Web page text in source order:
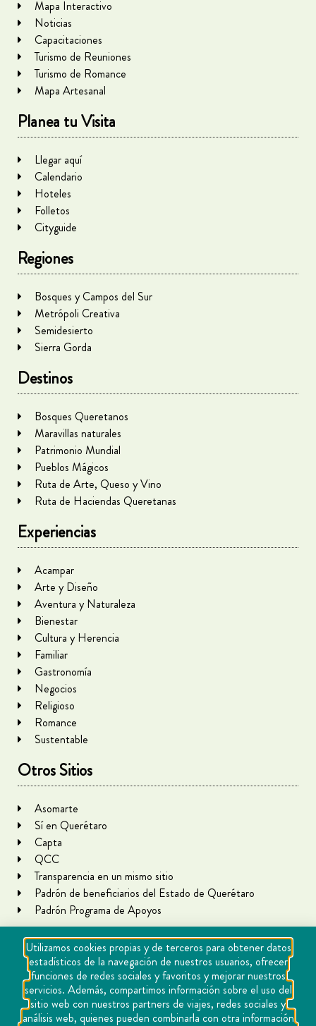
Mapa Interactivo
Noticias
Capacitaciones
Turismo de Reuniones
Turismo de Romance
Mapa Artesanal
Planea tu Visita
Llegar aquí
Calendario
Hoteles
Folletos
Cityguide
Regiones
Bosques y Campos del Sur
Metrópoli Creativa
Semidesierto
Sierra Gorda
Destinos
Bosques Queretanos
Maravillas naturales
Patrimonio Mundial
Pueblos Mágicos
Ruta de Arte, Queso y Vino
Ruta de Haciendas Queretanas
Experiencias
Acampar
Arte y Diseño
Aventura y Naturaleza
Bienestar
Cultura y Herencia
Familiar
Gastronomía
Negocios
Religioso
Romance
Sustentable
Otros Sitios
Asomarte
Sí en Querétaro
Capta
QCC
Transparencia en un mismo sitio
Padrón de beneficiarios del Estado de Querétaro
Padrón Programa de Apoyos
Utilizamos cookies propias y de terceros para obtener datos
estadísticos de la navegación de nuestros usuarios, ofrecer
funciones de redes sociales y favoritos y mejorar nuestros
servicios. Además, compartimos información sobre el uso del
sitio web con nuestros partners de viajes, redes sociales y
análisis web, quienes pueden combinarla con otra información